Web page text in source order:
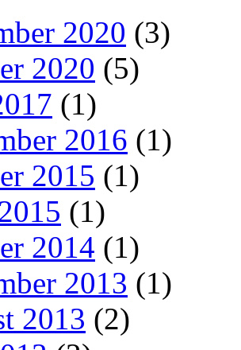
2020 (3)
2020 (5)
(1)
2016 (1)
2015 (1)
(1)
2014 (1)
2013 (1)
2013 (2)